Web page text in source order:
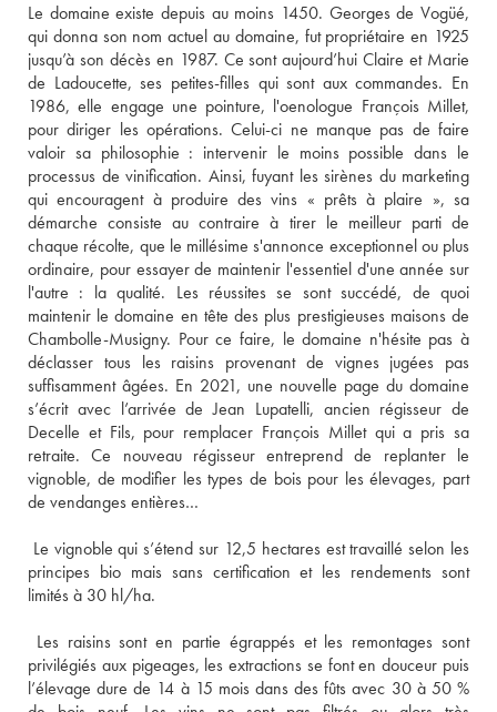
Le domaine existe depuis au moins 1450. Georges de Vogüé,
qui donna son nom actuel au domaine, fut propriétaire en 1925
jusqu’à son décès en 1987. Ce sont aujourd’hui Claire et Marie
de Ladoucette, ses petites-filles qui sont aux commandes. En
1986, elle engage une pointure, l'oenologue François Millet,
pour diriger les opérations. Celui-ci ne manque pas de faire
valoir sa philosophie : intervenir le moins possible dans le
processus de vinification. Ainsi, fuyant les sirènes du marketing
qui encouragent à produire des vins « prêts à plaire », sa
démarche consiste au contraire à tirer le meilleur parti de
chaque récolte, que le millésime s'annonce exceptionnel ou plus
ordinaire, pour essayer de maintenir l'essentiel d'une année sur
l'autre : la qualité. Les réussites se sont succédé, de quoi
maintenir le domaine en tête des plus prestigieuses maisons de
Chambolle-Musigny. Pour ce faire, le domaine n'hésite pas à
déclasser tous les raisins provenant de vignes jugées pas
suffisamment âgées. En 2021, une nouvelle page du domaine
s’écrit avec l’arrivée de Jean Lupatelli, ancien régisseur de
Decelle et Fils, pour remplacer François Millet qui a pris sa
retraite. Ce nouveau régisseur entreprend de replanter le
vignoble, de modifier les types de bois pour les élevages, part
Le vignoble qui s’étend sur 12,5 hectares est travaillé selon les
principes bio mais sans certification et les rendements sont
Les raisins sont en partie égrappés et les remontages sont
privilégiés aux pigeages, les extractions se font en douceur puis
l’élevage dure de 14 à 15 mois dans des fûts avec 30 à 50 %